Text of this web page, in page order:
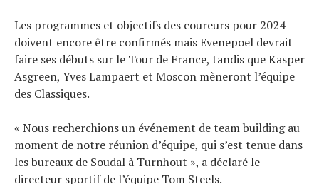
Les programmes et objectifs des coureurs pour 2024
doivent encore être confirmés mais Evenepoel devrait
faire ses débuts sur le Tour de France, tandis que Kasper
Asgreen, Yves Lampaert et Moscon mèneront l’équipe
des Classiques.
« Nous recherchions un événement de team building au
moment de notre réunion d’équipe, qui s’est tenue dans
les bureaux de Soudal à Turnhout », a déclaré le
directeur sportif de l’équipe Tom Steels.